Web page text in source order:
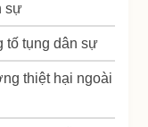
sự
tố tụng dân sự
thiệt hại ngoài